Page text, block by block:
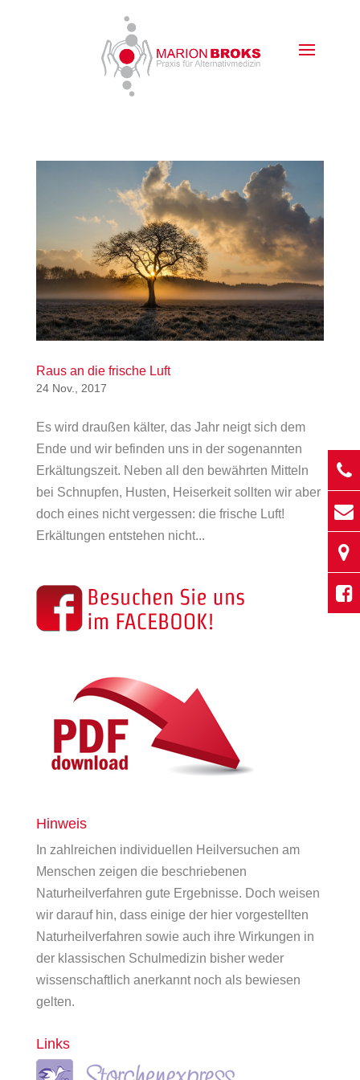
Raus an die frische Luft
24 Nov., 2017
Es wird draußen kälter, das Jahr neigt sich dem
Ende und wir befinden uns in der sogenannten
Erkältungszeit. Neben all den bewährten Mitteln
bei Schnupfen, Husten, Heiserkeit sollten wir aber
doch eines nicht vergessen: die frische Luft!
Erkältungen entstehen nicht...
Hinweis
In zahlreichen individuellen Heilversuchen am
Menschen zeigen die beschriebenen
Naturheilverfahren gute Ergebnisse. Doch weisen
wir darauf hin, dass einige der hier vorgestellten
Naturheilverfahren sowie auch ihre Wirkungen in
der klassischen Schulmedizin bisher weder
wissenschaftlich anerkannt noch als bewiesen
gelten.
Links